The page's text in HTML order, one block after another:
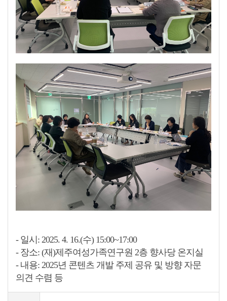
- 일시: 2025. 4. 16.(수) 15:00~17:00
- 장소: (재)제주여성가족연구원 2층 향사당 온지실
- 내용: 2025년 콘텐츠 개발 주제 공유 및 방향 자문
의견 수렴 등